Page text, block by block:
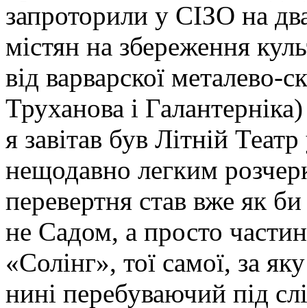
запроторили у СІЗО на
містян на збереження
від варварскої металево-
Труханова і
я завітав був Літній
нещодавно легким
перевертня став вже як
не Садом, а просто
«Солінг», тої самої, за
нині перебуваючий під